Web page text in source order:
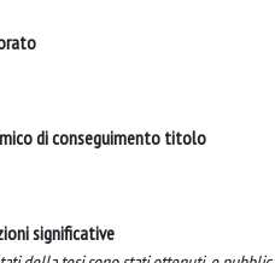
di conseguimento titolo
significative